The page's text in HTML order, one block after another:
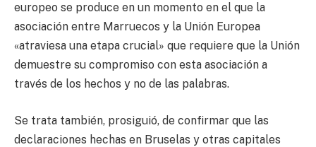
europeo se produce en un momento en el que la
asociación entre Marruecos y la Unión Europea
«atraviesa una etapa crucial» que requiere que la Unión
demuestre su compromiso con esta asociación a
través de los hechos y no de las palabras.
Se trata también, prosiguió, de confirmar que las
declaraciones hechas en Bruselas y otras capitales